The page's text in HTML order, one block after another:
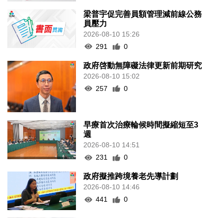
梁普宇促完善員額管理減前線公務
員壓力
2026-08-10 15:26
291
0
政府啓動無障礙法律更新前期研究
2026-08-10 15:02
257
0
早療首次治療輪候時間擬縮短至3
週
2026-08-10 14:51
231
0
政府擬推跨境養老先導計劃
2026-08-10 14:46
441
0